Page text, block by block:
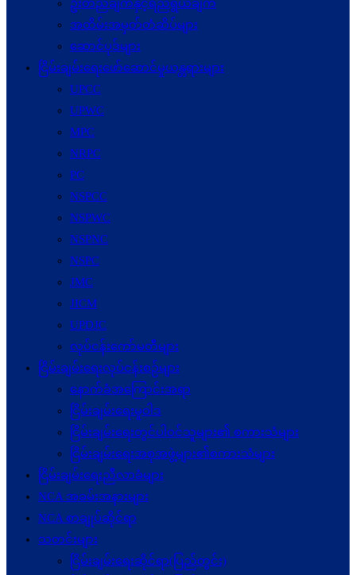
ဦးတည်ချက်နှင့်ရည်ရွယ်ချက်
အထိမ်းအမှတ်တံဆိပ်များ
ဆောင်ပုဒ်များ
ငြိမ်းချမ်းရေးဖော်‌ဆောင်မှုယန္တရားများ
UPCC
UPWC
MPC
NRPC
PC
NSPCC
NSPWC
NSPNC
NSPC
JMC
JICM
UPDJC
လုပ်ငန်းကော်မတီများ
ငြိမ်းချမ်းရေးလုပ်ငန်းစဉ်များ
နောက်ခံအကြောင်းအရာ
ငြိမ်းချမ်းရေးမူဝါဒ
ငြိမ်းချမ်းရေးတွင်ပါဝင်သူများ၏ စကားသံများ
ငြိမ်းချမ်းရေးအစုအဖွဲ့များ၏စကားသံများ
ငြိမ်းချမ်းရေးညီလာခံများ
NCA အခမ်းအနားများ
NCA စာချုပ်ဆိုင်ရာ
သတင်းများ
ငြိမ်းချမ်းရေးဆိုင်ရာ(ပြည်တွင်း)